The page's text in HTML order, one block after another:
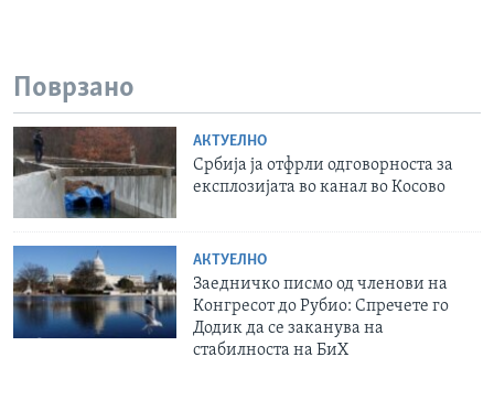
Поврзано
АКТУЕЛНО
Србија ја отфрли одговорноста за
експлозијата во канал во Косово
АКТУЕЛНО
Заедничко писмо од членови на
Конгресот до Рубио: Спречете го
Додик да се заканува на
стабилноста на БиХ